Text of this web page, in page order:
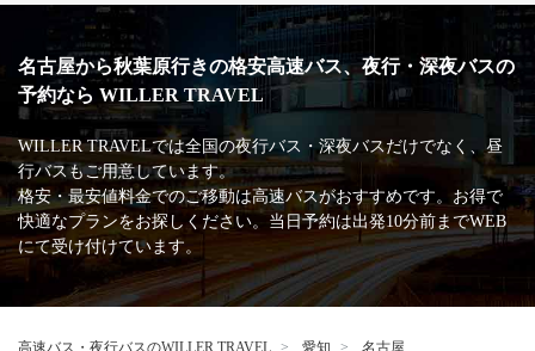
名古屋から秋葉原行きの格安高速バス、夜行・深夜バスの
予約なら WILLER TRAVEL
WILLER TRAVELでは全国の夜行バス・深夜バスだけでなく、昼
行バスもご用意しています。
格安・最安値料金でのご移動は高速バスがおすすめです。お得で
快適なプランをお探しください。当日予約は出発10分前までWEB
にて受け付けています。
高速バス・夜行バスのWILLER TRAVEL 愛知
名古屋